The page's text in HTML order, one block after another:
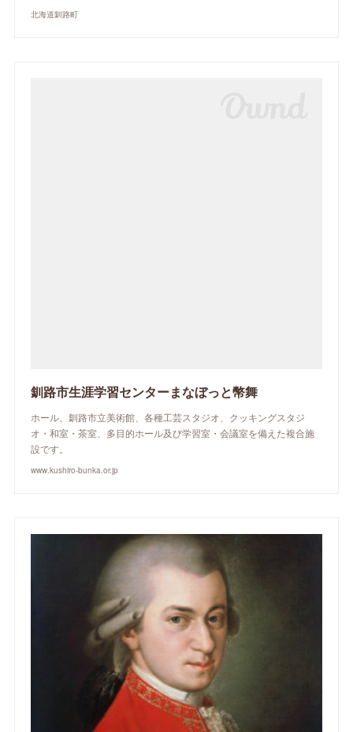
北海道釧路町
釧路市生涯学習センターまなぼっと幣舞
ホール、釧路市立美術館、各種工芸スタジオ、クッキングスタジ
オ・和室・茶室、多目的ホール及び学習室・会議室を備えた複合施
設です。
www.kushiro-bunka.or.jp